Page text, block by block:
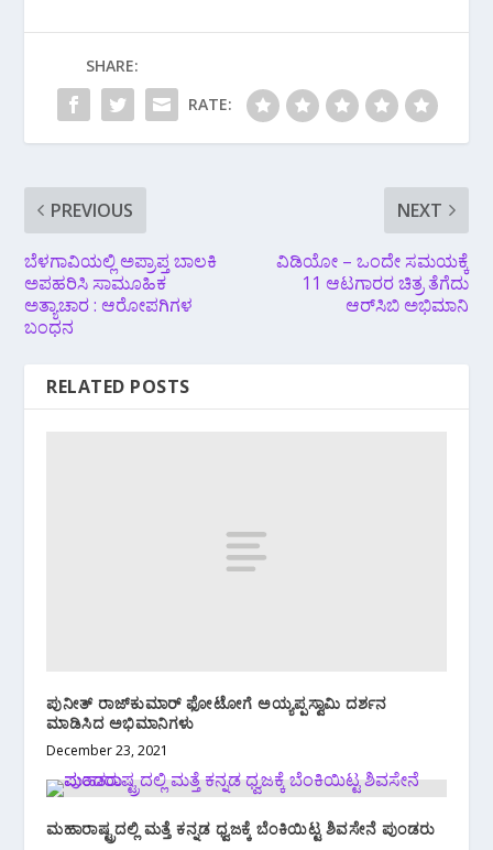
SHARE:
RATE:
PREVIOUS
ಬೆಳಗಾವಿಯಲ್ಲಿ ಅಪ್ರಾಪ್ತ ಬಾಲಕಿ
ಅಪಹರಿಸಿ ಸಾಮೂಹಿಕ
ಅತ್ಯಾಚಾರ : ಆರೋಪಗಿಗಳ
ಬಂಧನ
NEXT
ವಿಡಿಯೋ‌ – ಒಂದೇ ಸಮಯಕ್ಕೆ
11 ಆಟಗಾರರ ಚಿತ್ರ ತೆಗೆದು
ಆರ್‌ಸಿಬಿ ಅಭಿಮಾನಿ
RELATED POSTS
ಪುನೀತ್ ರಾಜ್‌ಕುಮಾರ್ ಫೋಟೋಗೆ ಅಯ್ಯಪ್ಪಸ್ವಾಮಿ ದರ್ಶನ
ಮಾಡಿಸಿದ ಅಭಿಮಾನಿಗಳು
December 23, 2021
ಮಹಾರಾಷ್ಟ್ರದಲ್ಲಿ ಮತ್ತೆ ಕನ್ನಡ ಧ್ವಜಕ್ಕೆ ಬೆಂಕಿಯಿಟ್ಟ ಶಿವಸೇನೆ ಪುಂಡರು